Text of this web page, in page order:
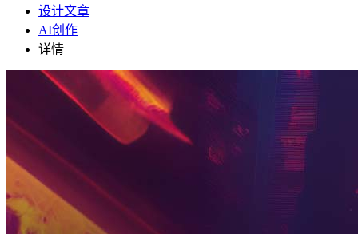
设计文章
AI创作
详情